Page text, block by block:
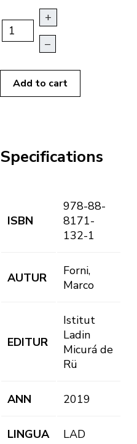
+
–
Add to cart
Specifications
ISBN
978-88-
8171-
132-1
AUTUR
Forni,
Marco
EDITUR
Istitut
Ladin
Micurá de
Rü
ANN 2019
LINGUA LAD